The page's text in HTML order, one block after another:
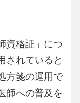
資格証」につ
されていると
方箋の運用で
師への普及を